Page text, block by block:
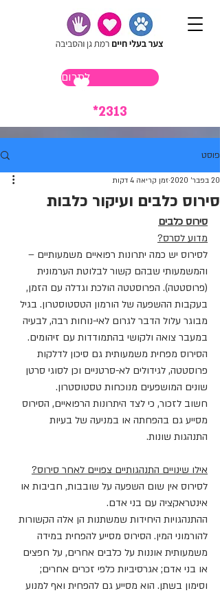
לתרום
*2313
פוסט
סירוס כלבים ועיקור כלבות
20 בפבר׳ 2020 זמן קריאה 4 דקות
סירוס כלבים
מדוע לסרס?
לסירוס יש כמה יתרונות רפואיים משמעותיים –
והמשמעותי שבהם קשור לבלוטת הערמונית
(פרוסטטה). הפרוסטטה הולכת וגדלה עם הזמן,
בעקבות ההשפעה של הורמון הטסטוסטרון. בגיל
מבוגר עלול הדבר לגרום לאי-נוחות רבה, לבעיה
במעבר צואה ולקושי בהתמודדות עם זיהומים.
הסירוס מפחית משמעותית גם סיכון לדלקות
פרוסטטה, לגידולים לא-סרטניים וכן לסוגי סרטן
שונים המושפעים מנוכחות טסטוסטרון.
חשוב לזכור, כי לצד היתרונות הרפואיים, הסירוס
מסייע גם בהפחתה או במניעה של בעיות
התנהגות שונות.
אילו שינויים התנהגותיים צפויים לאחר סירוס?
לסירוס אין שום השפעה על שובבות, חביבות או
אינטראקציה עם בני אדם.
ההתנהגויות היחידות שמשתנות הן אלה הקשורות
להורמוני המין. הסירוס מסייע להפחית במידה
משמעותית אוננות על כלבים אחרים, על חפצים
או בני אדם; אגרסיביות כלפי זכרים אחרים;
וסימון בשתן. הוא מסייע גם להפחית ואף למנוע